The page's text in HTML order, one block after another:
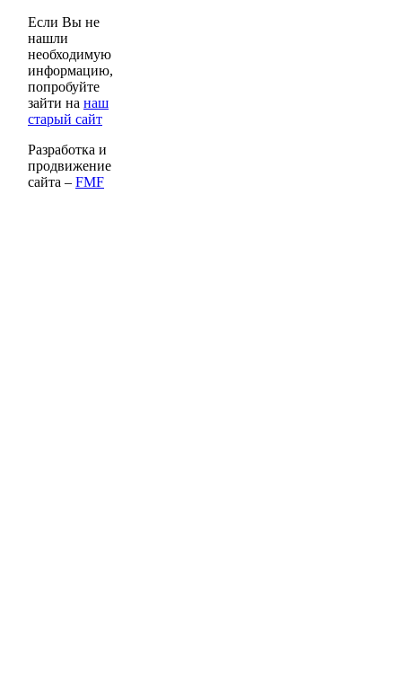
Если Вы не
нашли
необходимую
информацию,
попробуйте
зайти на наш
старый сайт
Разработка и
продвижение
сайта – FMF